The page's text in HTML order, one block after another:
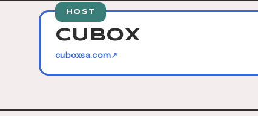
HOST
CUBOX
cuboxsa.com↗